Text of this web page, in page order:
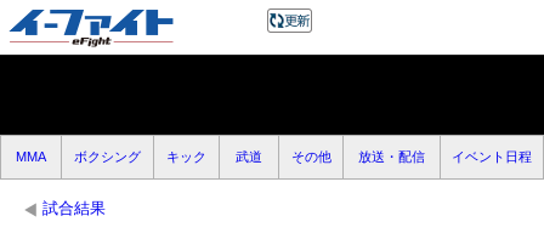
MMA ボクシング キック 武道 その他 放送・配信 イベント日程
試合結果